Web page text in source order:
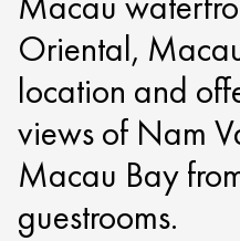
Oriental,
location and
views of Nam
Macau Bay
guestrooms.